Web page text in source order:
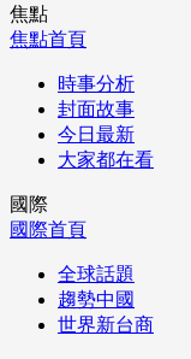
焦點
焦點首頁
時事分析
封面故事
今日最新
大家都在看
國際
國際首頁
全球話題
趨勢中國
世界新台商